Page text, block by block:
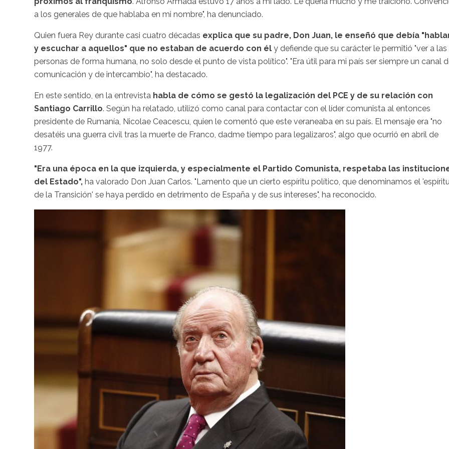
a los generales de que hablaba en mi nombre", ha denunciado.
Quien fuera Rey durante casi cuatro décadas explica que su padre, Don Juan, le enseñó que debía
y escuchar a aquellos" que no estaban de acuerdo con él y defiende que su carácter le permitió "ver a las
personas de forma humana, no solo desde el punto de vista político". "Era útil para mi país ser siempre un canal
comunicación y de intercambio", ha destacado.
En este sentido, en la entrevista habla de cómo se gestó la legalización del PCE y de su relación con
Santiago Carrillo. Según ha relatado, utilizó como canal para contactar con el líder comunista al entonces
presidente de Rumanía, Nicolae Ceacescu, quien le comentó que este veraneaba en su país. El mensaje era "no
desatéis una guerra civil tras la muerte de Franco, dadme tiempo para legalizaros", algo que ocurrió en abril de
1977.
"Era una época en la que izquierda, y especialmente el Partido Comunista, respetaba las
del Estado", ha valorado Don Juan Carlos. "Lamento que un cierto espíritu político, que denominamos el 'espíritu
de la Transición' se haya perdido en detrimento de España y de sus intereses", ha reconocido.